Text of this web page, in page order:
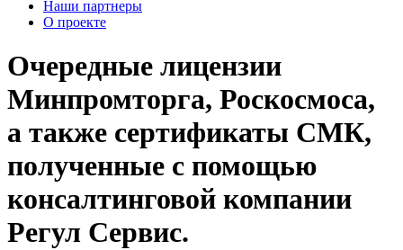
Наши партнеры
О проекте
Очередные лицензии
Минпромторга, Роскосмоса,
а также сертификаты СМК,
полученные с помощью
консалтинговой компании
Регул Сервис.